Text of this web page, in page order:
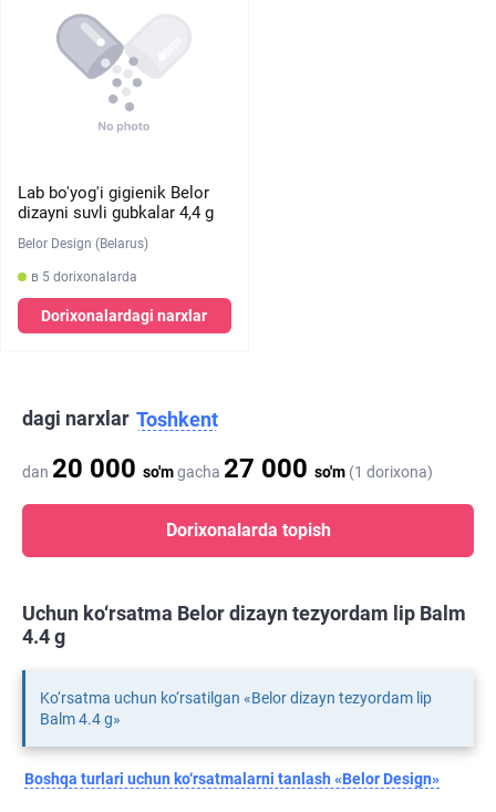
Lab bo'yog'i gigienik Belor
dizayni suvli gubkalar 4,4 g
Belor Design (Belarus)
в 5 dorixonalarda
Dorixonalardagi narxlar
dagi narxlar Toshkent
dan 20 000 so'mgacha 27 000 so'm (1 dorixona)
Dorixonalarda topish
Uchun ko‘rsatma Belor dizayn tezyordam lip Balm
4.4 g
Ko‘rsatma uchun ko‘rsatilgan «Belor dizayn tezyordam lip
Balm 4.4 g»
Boshqa turlari uchun ko‘rsatmalarni tanlash «Belor Design»